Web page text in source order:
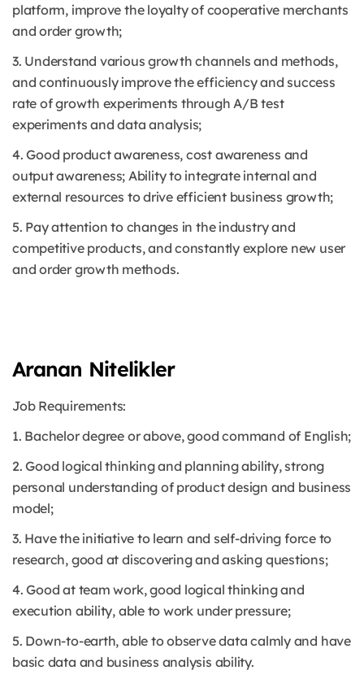
platform, improve the loyalty of cooperative merchants
and order growth;
3. Understand various growth channels and methods,
and continuously improve the efficiency and success
rate of growth experiments through A/B test
experiments and data analysis;
4. Good product awareness, cost awareness and
output awareness; Ability to integrate internal and
external resources to drive efficient business growth;
5. Pay attention to changes in the industry and
competitive products, and constantly explore new user
and order growth methods.
Aranan Nitelikler
Job Requirements:
1. Bachelor degree or above, good command of English;
2. Good logical thinking and planning ability, strong
personal understanding of product design and business
model;
3. Have the initiative to learn and self-driving force to
research, good at discovering and asking questions;
4. Good at team work, good logical thinking and
execution ability, able to work under pressure;
5. Down-to-earth, able to observe data calmly and have
basic data and business analysis ability.